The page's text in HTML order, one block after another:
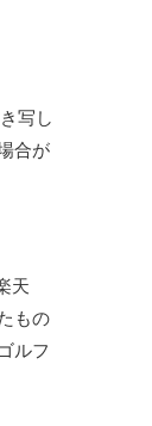
写し
合が
天
もの
ルフ